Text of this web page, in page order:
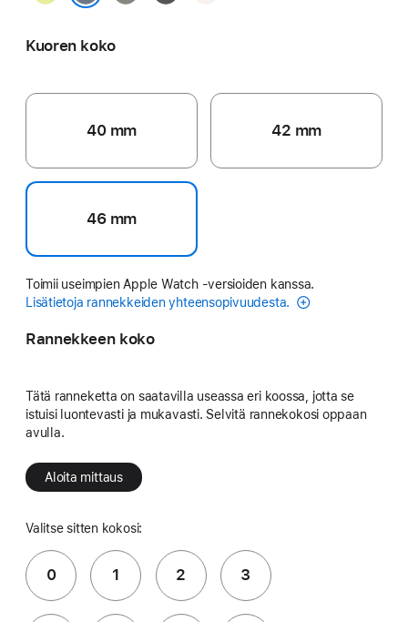
Kuoren koko
40 mm 42 mm
46 mm
Toimii useimpien Apple Watch ‑versioiden kanssa.
Lisätietoja rannekkeiden yhteensopivuudesta.
Rannekkeen koko
Tätä ranneketta on saatavilla useassa eri koossa, jotta se
istuisi luontevasti ja mukavasti. Selvitä rannekokosi oppaan
avulla.
Aloita mittaus
Valitse sitten kokosi:
0 1 2 3